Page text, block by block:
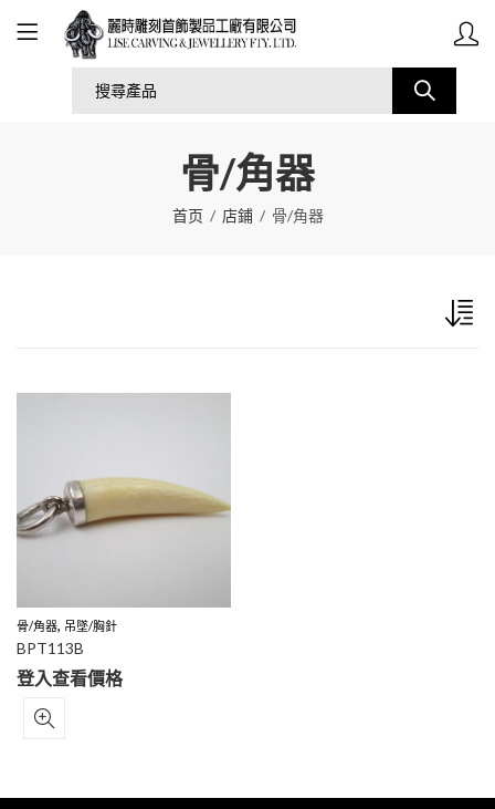
骨/角器
首页 店鋪 骨/角器
骨/角器, 吊墜/胸針
BPT113B
登入查看價格